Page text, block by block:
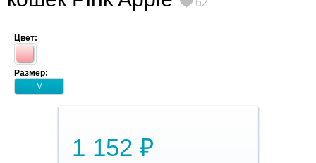
62
Цвет:
Размер:
M
1 152 ₽